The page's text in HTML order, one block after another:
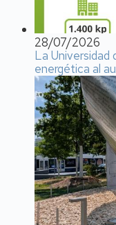
28/07/2026
La Universidad
energética al